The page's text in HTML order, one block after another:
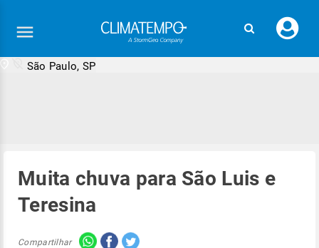
seu
São Paulo, SP
Muita chuva para São Luis e
Teresina
Compartilhar